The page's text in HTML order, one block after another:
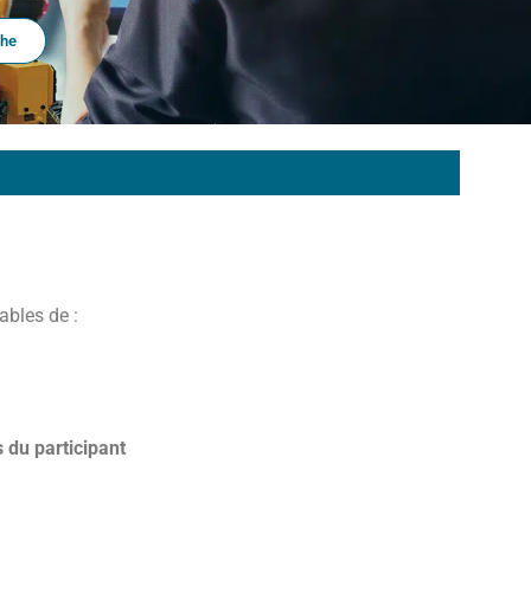
de :
du participant